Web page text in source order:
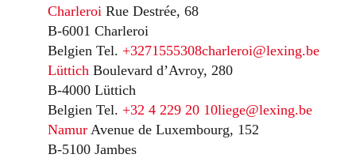
Charleroi Rue Destrée, 68
B-6001 Charleroi
Belgien Tel. +3271555308charleroi@lexing.be
Lüttich Boulevard d’Avroy, 280
B-4000 Lüttich
Belgien Tel. +32 4 229 20 10liege@lexing.be
Namur Avenue de Luxembourg, 152
B-5100 Jambes